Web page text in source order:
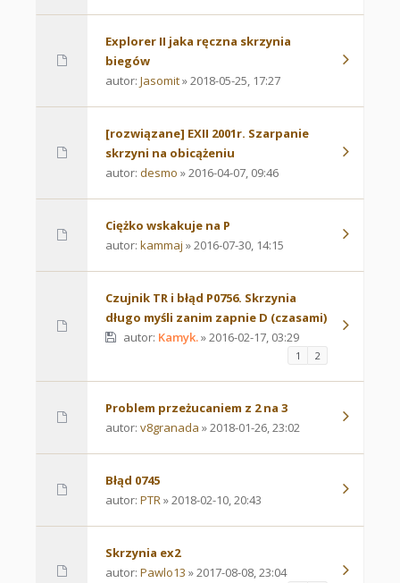
Explorer II jaka ręczna skrzynia
biegów
autor: Jasomit» 2018-05-25, 17:27
[rozwiązane] EXII 2001r. Szarpanie
skrzyni na obicążeniu
autor: desmo » 2016-04-07, 09:46
Ciężko wskakuje na P
autor: kammaj » 2016-07-30, 14:15
Czujnik TR i błąd P0756. Skrzynia
długo myśli zanim zapnie D (czasami)
autor: Kamyk.» 2016-02-17, 03:29
1 2
Problem przeżucaniem z 2 na 3
autor: v8granada » 2018-01-26, 23:02
Błąd 0745
autor: PTR» 2018-02-10, 20:43
Skrzynia ex2
autor: Pawlo13 » 2017-08-08, 23:04